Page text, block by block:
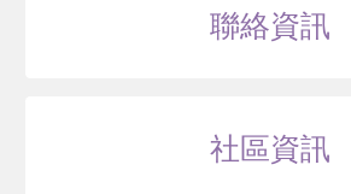
聯絡資訊
社區資訊